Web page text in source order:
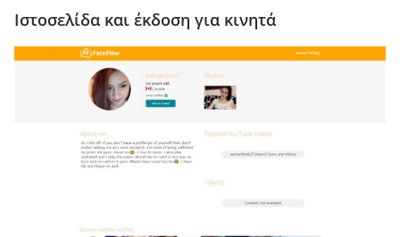
Ιστοσελίδα και έκδοση για κινητά